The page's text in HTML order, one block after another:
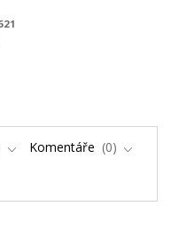
Komentáře
0